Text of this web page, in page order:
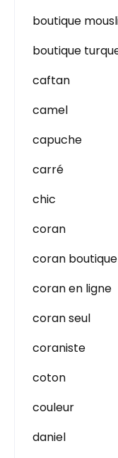
boutique
boutique
caftan
camel
capuche
carré
chic
coran
coran boutique
coran en ligne
coran seul
coraniste
coton
couleur
daniel